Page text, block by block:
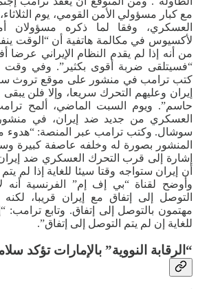
مع كبار مسؤولي الأمن القومي، يوم
العسكري، وفقا لما ذكره مسؤولان
لأكسيوس في مكالمة هاتفية أن “الوقت
من أنه إذا لم يقدم النظام الإيراني عرضا
“فسيتلقى ضربة أقوى بكثير”. وفي وقت
كتب ترامب في ‌منشور على موقع تروث
إيران وعليهم التحرك سريعا، وإلا فلن
حاسم”. ويوم السبت الماضي، ألمح
العسكري من جديد ضد إيران، في
سوشال. وكتب ترامب عبر المنصة: “هدوء
المنشور بصورة له وخلفه عاصفة كبيرة
إشارة إلى قرب التحرك العسكري ضد
أن إيران ستواجه وقتا سيئا للغاية إذا لم
وأوضح لقناة “بي إف إم” الفرنسية
التوصل إلى إتفاق مع إيران قريبا، لكنه
مهتمون بالتوصل إلى إتفاق. وتابع ترامب:
للغاية إن لم يتم التوصل إلى إتفاق”.
“الرقابة النووية” بالإمارات تؤكد